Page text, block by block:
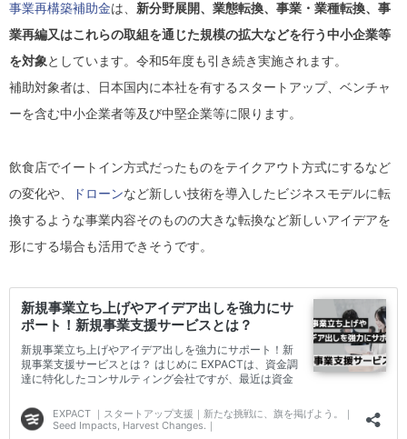
事業再構築補助金は、 新分野展開、業態転換、事業・業種転換、事
業再編又はこれらの取組を通じた規模の拡大などを行う中小企業等
を対象としています。令和5年度も引き続き実施されます。
補助対象者は、日本国内に本社を有するスタートアップ、ベンチャ
ーを含む中小企業者等及び中堅企業等に限ります。
飲食店でイートイン方式だったものをテイクアウト方式にするなど
の変化や、
ドローンなど新しい技術を導入したビジネスモデルに転
換するような事業内容そのものの大きな転換など新しいアイデアを
形にする場合も活用できそうです。